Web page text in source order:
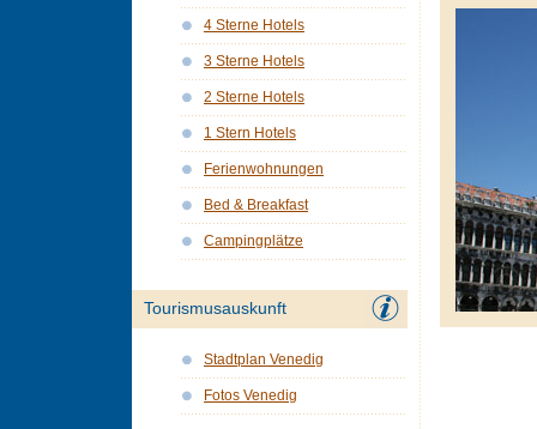
4 Sterne Hotels
3 Sterne Hotels
2 Sterne Hotels
1 Stern Hotels
Ferienwohnungen
Bed & Breakfast
Campingplätze
Tourismusauskunft
Stadtplan Venedig
Fotos Venedig